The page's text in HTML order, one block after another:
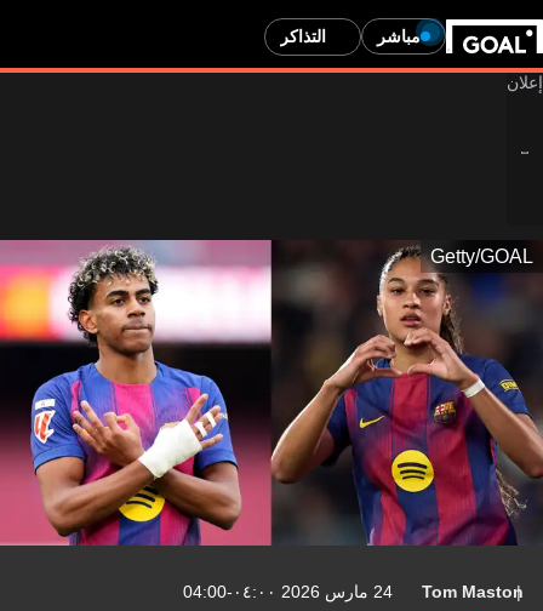
مباشر التذاكر
Getty/GOAL
Tom Maston 24 مارس 2026 ٠٤:٠٠-04:00